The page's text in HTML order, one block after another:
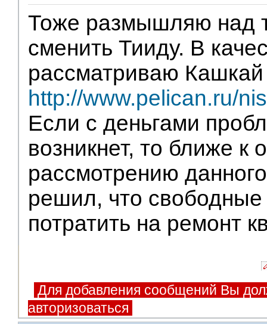
Тоже размышляю над
сменить Тииду. В
рассматриваю Кашкай
http://www.pelican.ru/
Если с деньгами
возникнет, то ближе к
рассмотрению
решил, что свободные
потратить на ремонт
Для добавления сообщений Вы
авторизоваться